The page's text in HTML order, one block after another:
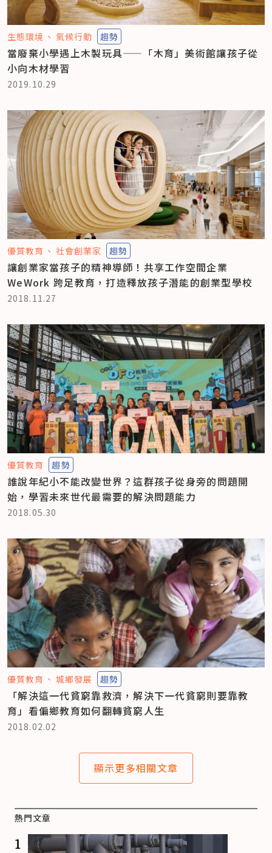
生態環境 氣候行動 趨勢
當廢棄小學遇上木製玩具——「木育」美術館讓孩子從
小向木材學習
2019.10.29
優質教育 社會創業家 趨勢
讓創業家當孩子的精神導師！共享工作空間企業
WeWork 跨足教育，打造釋放孩子潛能的創業型學校
2018.11.27
優質教育 趨勢
誰說年紀小不能改變世界？這群孩子從身旁的問題開
始，學習未來世代最需要的解決問題能力
2018.05.30
優質教育 城鄉發展 趨勢
「解決這一代貧窮靠救濟，解決下一代貧窮則要靠教
育」看偏鄉教育如何翻轉貧窮人生
2018.02.02
顯示更多相關文章
熱門文章
1